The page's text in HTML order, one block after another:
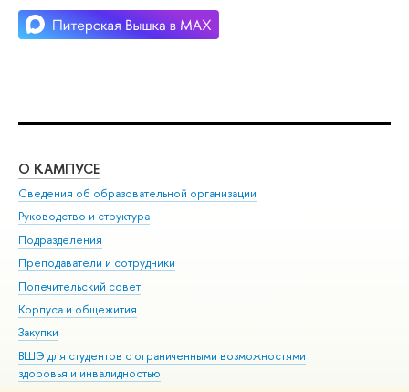
О КАМПУСЕ
Сведения об образовательной организации
Руководство и структура
Подразделения
Преподаватели и сотрудники
Попечительский совет
Корпуса и общежития
Закупки
ВШЭ для студентов с ограниченными возможностями
здоровья и инвалидностью